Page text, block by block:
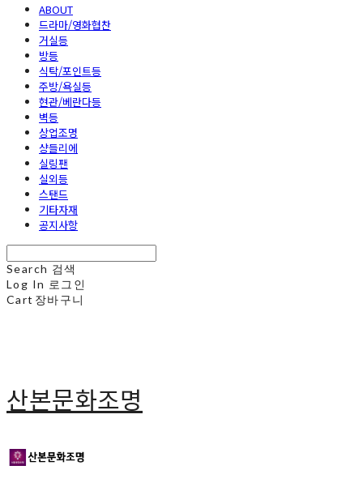
ABOUT
드라마/영화협찬
거실등
방등
식탁/포인트등
주방/욕실등
현관/베란다등
벽등
상업조명
샹들리에
실링팬
실외등
스탠드
기타자재
공지사항
Search 검색
Log In 로그인
Cart 장바구니
산본문화조명